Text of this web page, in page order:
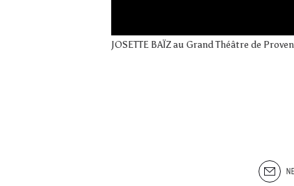
JOSETTE BAÏZ au Grand Théâtre de